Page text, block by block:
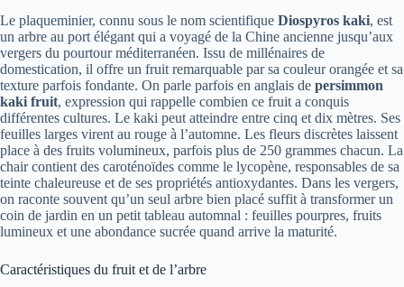
Le plaqueminier, connu sous le nom scientifique Diospyros kaki, est
un arbre au port élégant qui a voyagé de la Chine ancienne jusqu’aux
vergers du pourtour méditerranéen. Issu de millénaires de
domestication, il offre un fruit remarquable par sa couleur orangée et sa
texture parfois fondante. On parle parfois en anglais de persimmon
kaki fruit, expression qui rappelle combien ce fruit a conquis
différentes cultures. Le kaki peut atteindre entre cinq et dix mètres. Ses
feuilles larges virent au rouge à l’automne. Les fleurs discrètes laissent
place à des fruits volumineux, parfois plus de 250 grammes chacun. La
chair contient des caroténoïdes comme le lycopène, responsables de sa
teinte chaleureuse et de ses propriétés antioxydantes. Dans les vergers,
on raconte souvent qu’un seul arbre bien placé suffit à transformer un
coin de jardin en un petit tableau automnal : feuilles pourpres, fruits
lumineux et une abondance sucrée quand arrive la maturité.
Caractéristiques du fruit et de l’arbre